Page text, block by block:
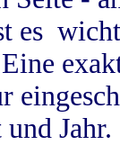
es
Jahr.